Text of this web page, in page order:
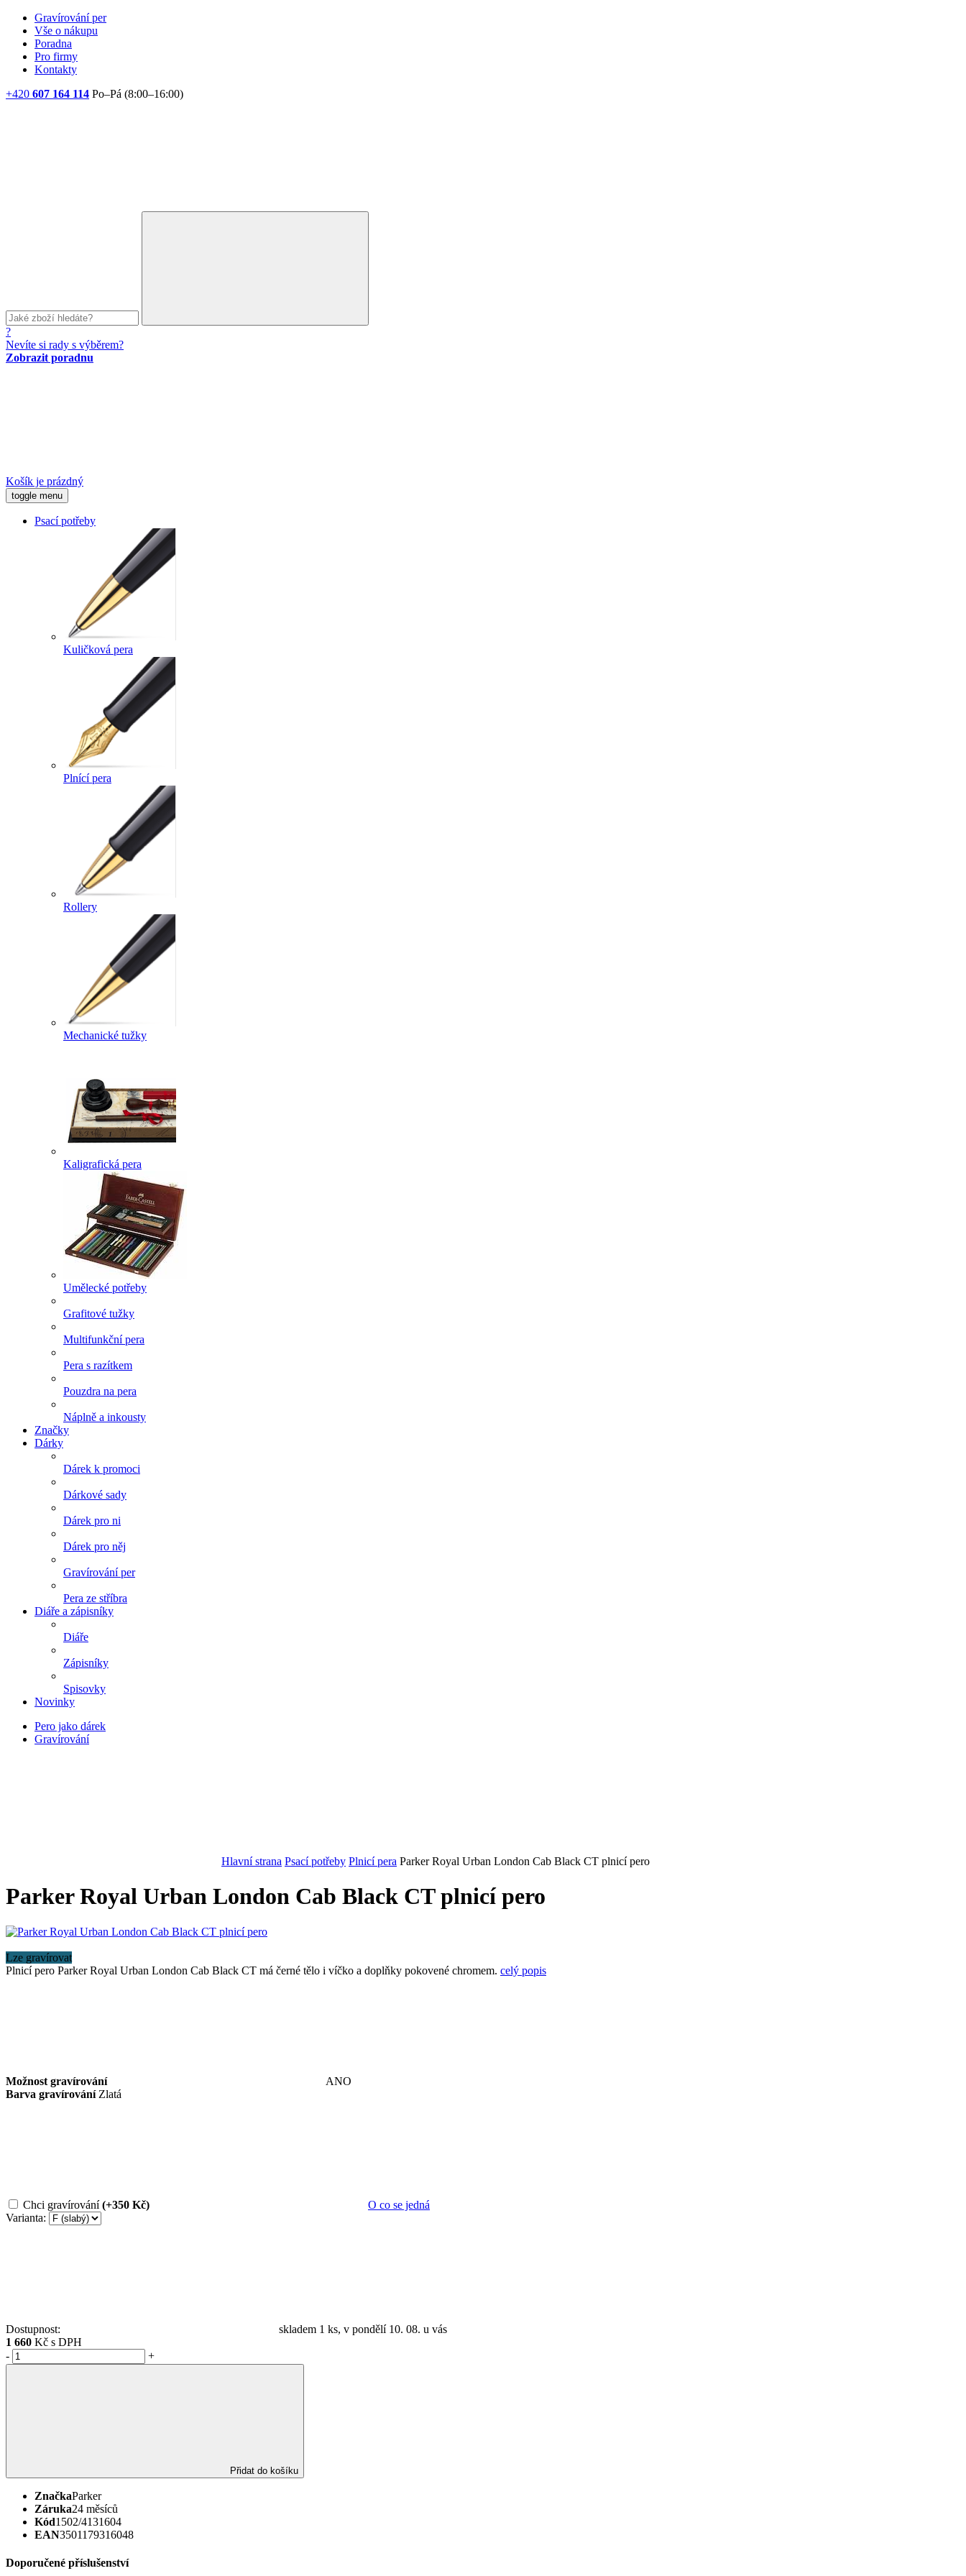
Gravírování per
Vše o nákupu
Poradna
Pro firmy
Kontakty
+420 607 164 114 Po–Pá (8:00–16:00)
?
Nevíte si rady s výběrem?
Zobrazit poradnu
Košík je prázdný
toggle menu
Psací potřeby
Kuličková pera
Plnící pera
Rollery
Mechanické tužky
Kaligrafická pera
Umělecké potřeby
Grafitové tužky
Multifunkční pera
Pera s razítkem
Pouzdra na pera
Náplně a inkousty
Značky
Dárky
Dárek k promoci
Dárkové sady
Dárek pro ni
Dárek pro něj
Gravírování per
Pera ze stříbra
Diáře a zápisníky
Diáře
Zápisníky
Spisovky
Novinky
Pero jako dárek
Gravírování
Hlavní strana Psací potřeby Plnicí pera Parker Royal Urban London Cab Black CT plnicí pero
Parker Royal Urban London Cab Black CT plnicí pero
Lze gravírovat
Plnicí pero Parker Royal Urban London Cab Black CT má černé tělo i víčko a doplňky pokovené chromem. celý popis
Možnost gravírování
ANO
Barva gravírování Zlatá
Chci gravírování(+350 Kč)
O co se jedná
Varianta:
Dostupnost:
skladem 1 ks, v pondělí 10. 08. u vás
1 660 Kč s DPH
-
+
Přidat do košíku
ZnačkaParker
Záruka24 měsíců
Kód1502/4131604
EAN3501179316048
Doporučené příslušenství